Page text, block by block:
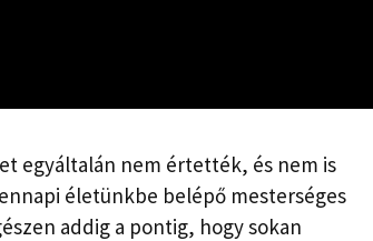
egyáltalán nem értették, és nem is
életünkbe belépő mesterséges
addig a pontig, hogy sokan